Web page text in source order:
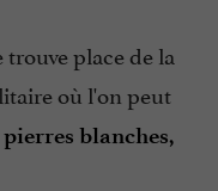
trouve place de la
où l'on peut
blanches,